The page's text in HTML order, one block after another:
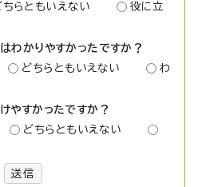
ちらともいえない
役に立
わかりやすかったですか？
どちらともいえない
わ
やすかったですか？
どちらともいえない
送信